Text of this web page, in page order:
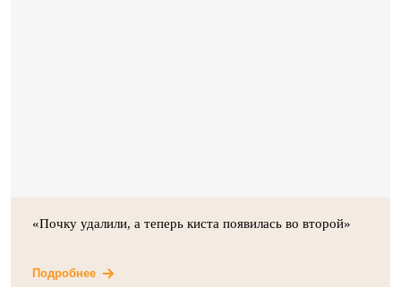
«Почку удалили, а теперь киста появилась во второй»
Подробнее